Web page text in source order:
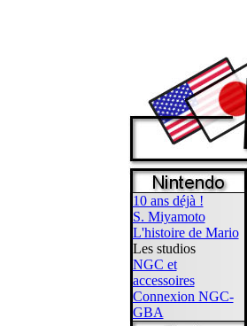
10 ans déjà !
S. Miyamoto
L'histoire de Mario
Les studios
NGC et
accessoires
Connexion NGC-
GBA